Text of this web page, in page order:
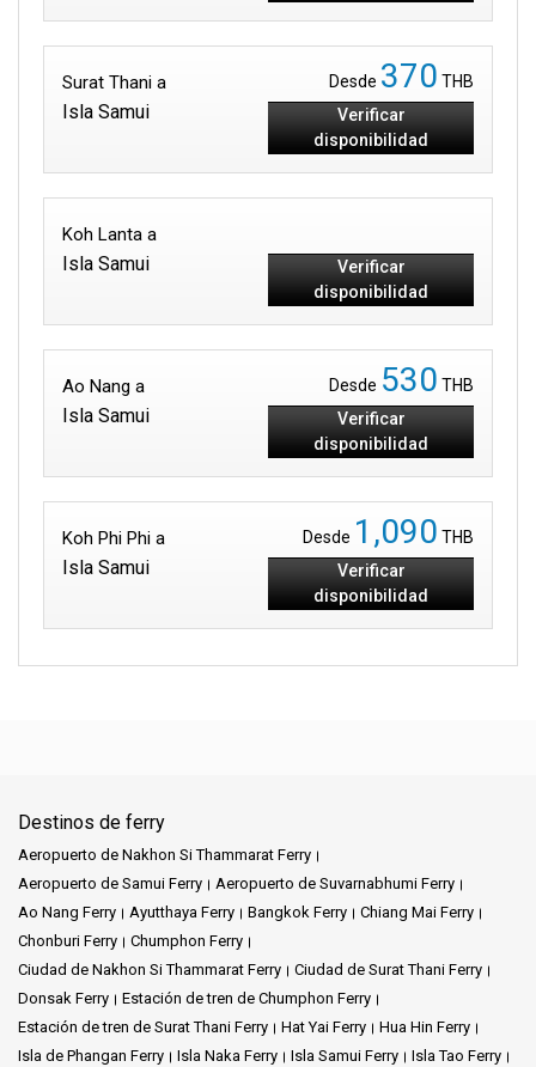
Surat Thani a
Isla Samui
Desde 370 THB
Verificar
disponibilidad
Koh Lanta a
Isla Samui
Verificar
disponibilidad
Ao Nang a
Isla Samui
Desde 530 THB
Verificar
disponibilidad
Koh Phi Phi a
Isla Samui
Desde 1,090 THB
Verificar
disponibilidad
Destinos de ferry
Aeropuerto de Nakhon Si Thammarat Ferry
Aeropuerto de Samui Ferry
Aeropuerto de Suvarnabhumi Ferry
Ao Nang Ferry
Ayutthaya Ferry Bangkok Ferry
Chiang Mai Ferry
Chonburi Ferry
Chumphon Ferry
Ciudad de Nakhon Si Thammarat Ferry
Ciudad de Surat Thani Ferry
Donsak Ferry
Estación de tren de Chumphon Ferry
Estación de tren de Surat Thani Ferry
Hat Yai Ferry
Hua Hin Ferry
Isla de Phangan Ferry
Isla Naka Ferry Isla Samui Ferry
Isla Tao Ferry